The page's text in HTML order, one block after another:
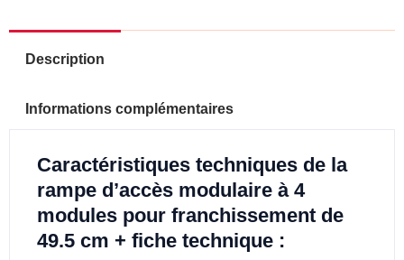
Description
Informations complémentaires
Caractéristiques techniques de la
rampe d’accès modulaire à 4
modules pour franchissement de
49.5 cm + fiche technique :